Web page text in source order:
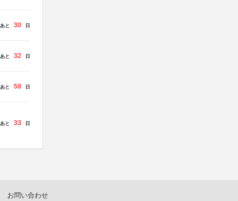
あと 30 日
あと 32 日
あと 58 日
あと 33 日
お問い合わせ